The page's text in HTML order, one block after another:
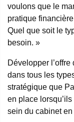
voulons que le
pratique
Quel que soit le
besoin. »
Développer
dans tous les
stratégique que
en place
sein du cabinet